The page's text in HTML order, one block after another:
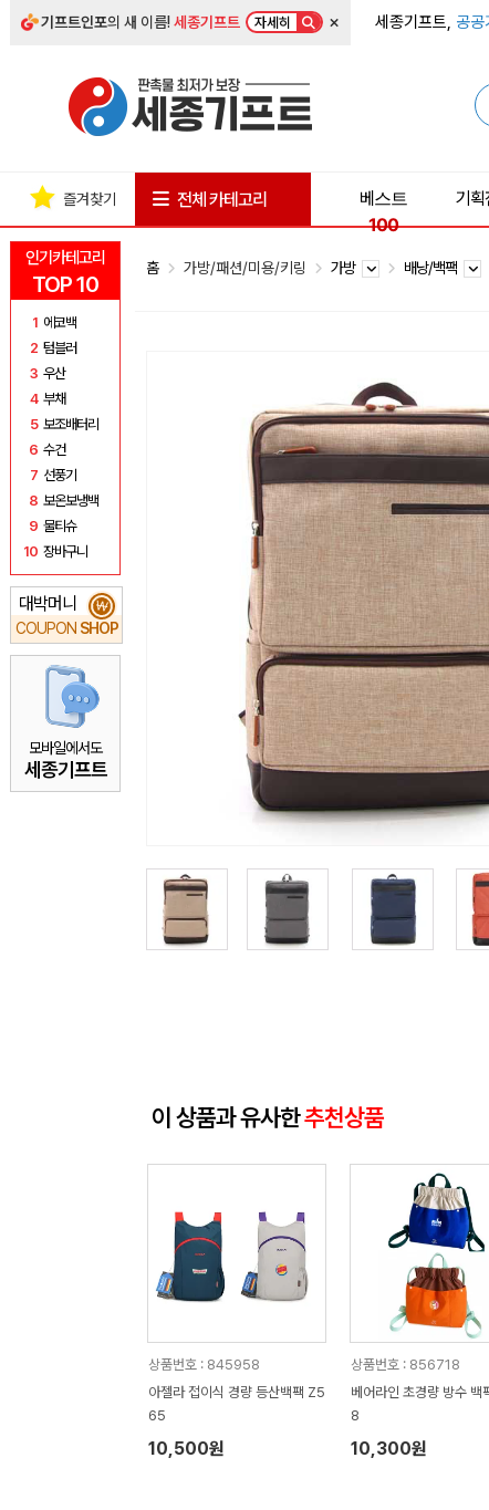
기프트인포의 새 이름!세종기프트 자세히 × 세종기프트, 공
인기카테고리
TOP 10
1 에코백
2 텀블러
3 우산
4 부채
5 보조배터리
6 수건
7 선풍기
8 보온보냉백
9 물티슈
10 장바구니
대박머니
COUPON SHOP
₩
모바일에서도
세종기프트
즐겨찾기 전체 카테고리
베스트
100
기획
홈 가방/패션/미용/키링 가방 배낭/백팩
이 상품과 유사한추천상품
상품번호 : 845958
아젤라 접이식 경량 등산백팩 Z5
65
10,500원
상품번호 : 856718
베어라인 초경량 방수
8
10,300원